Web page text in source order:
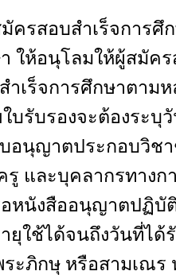
ครสอบสำเร็จการศึ
ให้อนุโลมให้ผู้สมัคร
ำเร็จการศึกษาตา
บรับรองจะต้องระบุ
อนุญาตประกอบวิช
และบุคลากรทาง
หนังสืออนุญาตปฏิบั
ยุใช้ได้จนถึงวันที่ได้
ะภิกษุ หรือสามเณร